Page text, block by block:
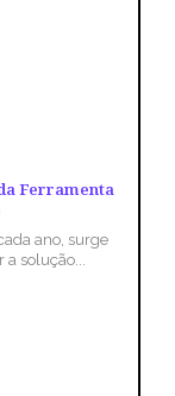
Ferramenta
ano, surge
solução...